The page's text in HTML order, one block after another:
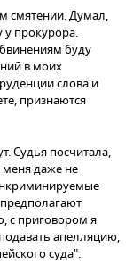
смятении. Думал,
у прокурора.
буду
в моих
слова и
признаются
Судья посчитала,
даже не
с приговором я
апелляцию,
суда".